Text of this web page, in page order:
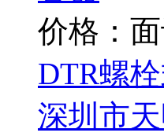
价格：
DTR螺
深圳市